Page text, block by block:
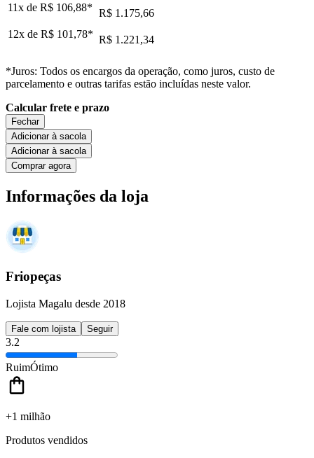
11x de R$ 106,88* R$ 1.175,66
12x de R$ 101,78* R$ 1.221,34
*Juros: Todos os encargos da operação, como juros, custo de
parcelamento e outras tarifas estão incluídas neste valor.
Calcular frete e prazo
Fechar
Adicionar à sacola
Adicionar à sacola
Comprar agora
Informações da loja
Friopeças
Lojista Magalu desde 2018
Fale com lojista Seguir
3.2
RuimÓtimo
+1 milhão
Produtos vendidos